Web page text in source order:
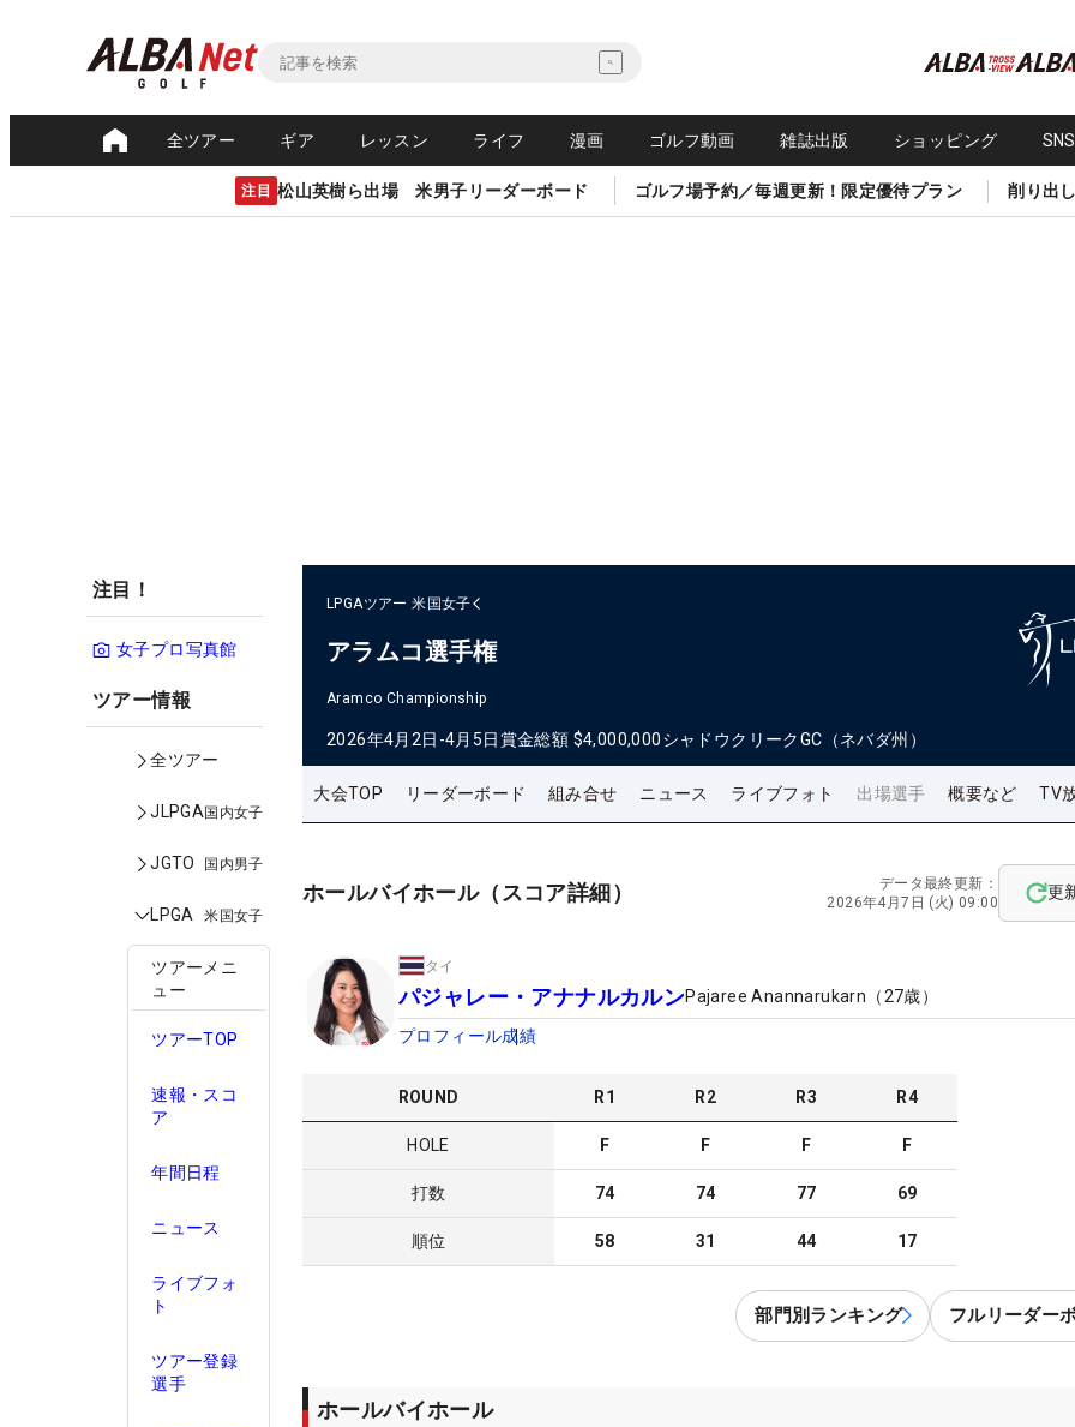
全ツアー ギア レッスン ライフ 漫画 ゴルフ動画 雑誌出版 ショッピング
注目 松山英樹ら出場 米男子リーダーボード ゴルフ場予約／毎週更新！限定優待プラン 削り出
注目！
女子プロ写真館
ツアー情報
全ツアー
JLPGA国内女子
JGTO 国内男子
LPGA 米国女子
ツアーメニ
ュー
ツアーTOP
速報・スコ
ア
年間日程
ニュース
ライブフォ
ト
ツアー登録
選手
LPGAツアー 米国女子
アラムコ選手権
Aramco Championship
2026年4月2日-4月5日賞金総額 $4,000,000シャドウクリークGC（ネバダ州）
大会TOP リーダーボード 組み合せ ニュース ライブフォト 出場選手 概要など TV
ホールバイホール（スコア詳細）
データ最終更新：
2026年4月7日 (火) 09:00
更
タイ
パジャレー・アナナルカルンPajaree Anannarukarn （27歳）
プロフィール成績
ROUND R1 R2 R3 R4
HOLE F F F F
打数 74 74 77 69
順位 58 31 44 17
部門別ランキング フルリーダー
ホールバイホール